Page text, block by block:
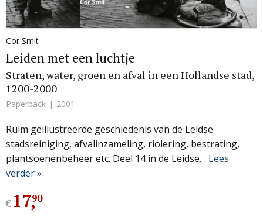
Cor Smit
Leiden met een luchtje
Straten, water, groen en afval in een Hollandse stad,
1200-2000
Paperback 2001
Ruim geïllustreerde geschiedenis van de Leidse
stadsreiniging, afvalinzameling, riolering, bestrating,
plantsoenenbeheer etc. Deel 14 in de Leidse… Lees
verder »
€17,90